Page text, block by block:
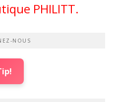
PHILITT.
NOUS